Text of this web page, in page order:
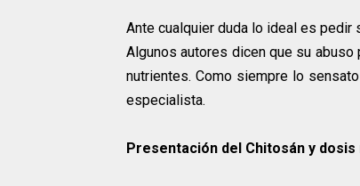
Ante cualquier duda lo ideal es
Algunos autores dicen que su
nutrientes. Como siempre lo
especialista.
Presentación del Chitosán y